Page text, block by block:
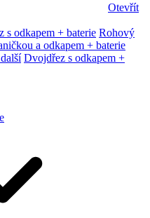
Otevřít
s odkapem + baterie Rohový
a odkapem + baterie
Dvojdřez s odkapem +